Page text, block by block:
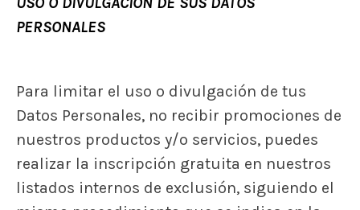
PERSONALES
Para limitar el uso o divulgación de tus
Datos Personales, no recibir promociones de
nuestros productos y/o servicios, puedes
realizar la inscripción gratuita en nuestros
listados internos de exclusión, siguiendo el